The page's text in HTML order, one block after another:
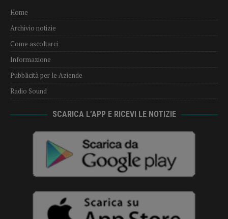
Home
Archivio notizie
Come ascoltarci
Informazione
Pubblicità per le Aziende
Radio Sound
SCARICA L’APP E RICEVI LE NOTIZIE